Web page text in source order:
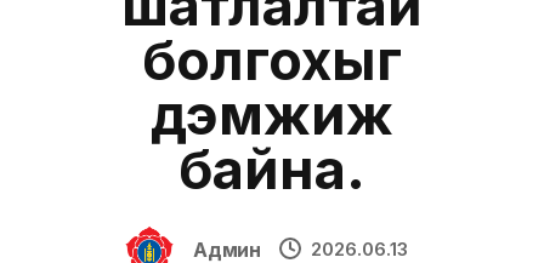
болгохыг
дэмжиж
байна.
Админ 2026.06.13